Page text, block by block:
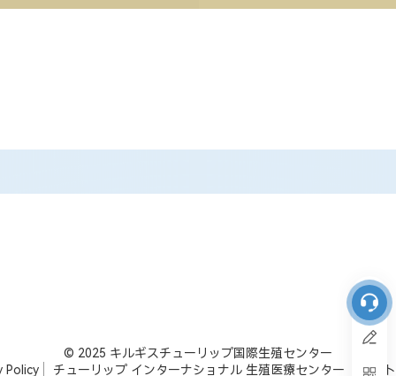
© 2025 キルギスチューリップ国際生殖センター
Policy
チューリップ インターナショナル 生殖医療センター サイ